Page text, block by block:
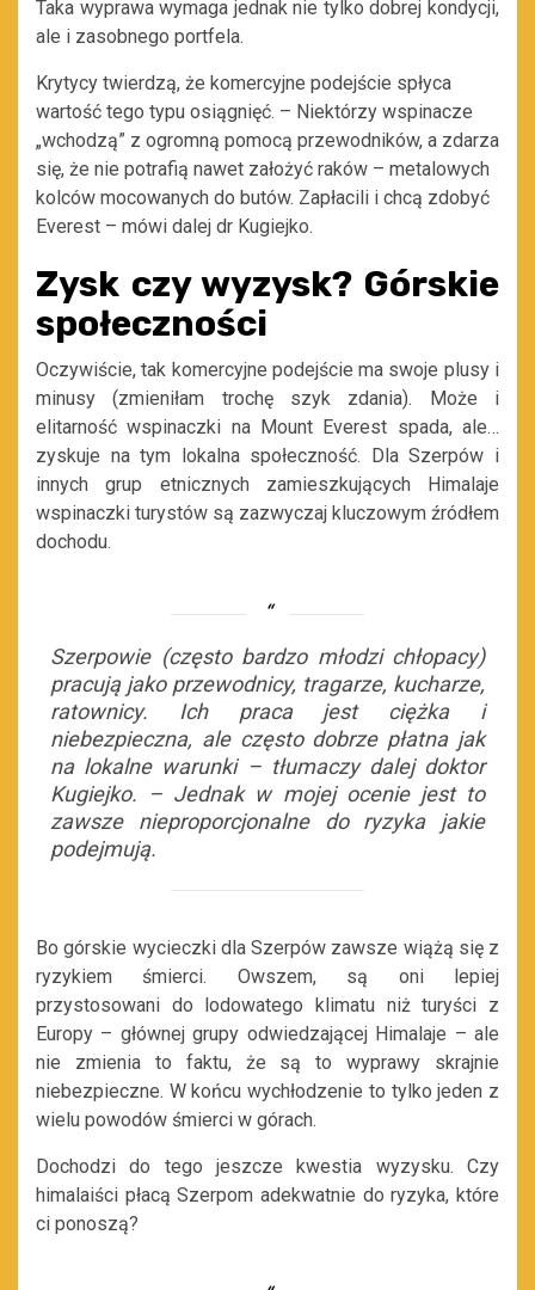
Taka wyprawa wymaga jednak nie tylko dobrej kondycji,
ale i zasobnego portfela.
Krytycy twierdzą, że komercyjne podejście spłyca
wartość tego typu osiągnięć. – Niektórzy wspinacze
„wchodzą” z ogromną pomocą przewodników, a zdarza
się, że nie potrafią nawet założyć raków – metalowych
kolców mocowanych do butów. Zapłacili i chcą zdobyć
Everest – mówi dalej dr Kugiejko.
Zysk czy wyzysk? Górskie
społeczności
Oczywiście, tak komercyjne podejście ma swoje plusy i
minusy (zmieniłam trochę szyk zdania). Może i
elitarność wspinaczki na Mount Everest spada, ale…
zyskuje na tym lokalna społeczność. Dla Szerpów i
innych grup etnicznych zamieszkujących Himalaje
wspinaczki turystów są zazwyczaj kluczowym źródłem
dochodu.
Szerpowie (często bardzo młodzi chłopacy)
pracują jako przewodnicy, tragarze, kucharze,
ratownicy. Ich praca jest ciężka i
niebezpieczna, ale często dobrze płatna jak
na lokalne warunki – tłumaczy dalej doktor
Kugiejko. – Jednak w mojej ocenie jest to
zawsze nieproporcjonalne do ryzyka jakie
podejmują.
Bo górskie wycieczki dla Szerpów zawsze wiążą się z
ryzykiem śmierci. Owszem, są oni lepiej
przystosowani do lodowatego klimatu niż turyści z
Europy – głównej grupy odwiedzającej Himalaje – ale
nie zmienia to faktu, że są to wyprawy skrajnie
niebezpieczne. W końcu wychłodzenie to tylko jeden z
wielu powodów śmierci w górach.
Dochodzi do tego jeszcze kwestia wyzysku. Czy
himalaiści płacą Szerpom adekwatnie do ryzyka, które
ci ponoszą?